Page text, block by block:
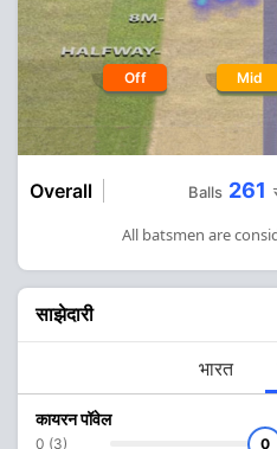
Off Mid
Overall Balls 261
All batsmen are
साझेदारी
भारत
कायरन पॉवेल
0 (3) 0